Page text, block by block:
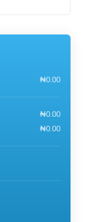
₦0.00
₦0.00
₦0.00